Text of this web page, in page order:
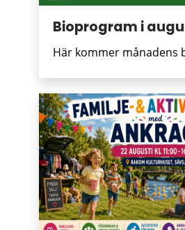
Bioprogram i
Här kommer månadens